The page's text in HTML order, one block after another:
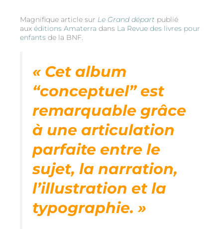
Magnifique article sur Le Grand départ publié
aux éditions Amaterra dans La Revue des livres pour
enfants de la BNF.
« Cet album
“conceptuel” est
remarquable grâce
à une articulation
parfaite entre le
sujet, la narration,
l’illustration et la
typographie. »